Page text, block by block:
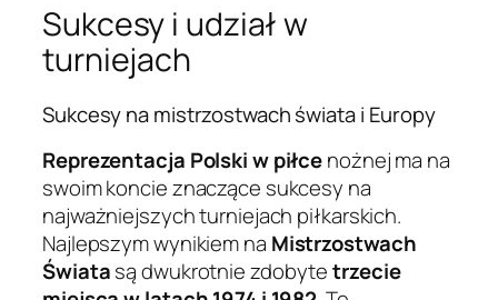
Sukcesy i udział w
turniejach
Sukcesy na mistrzostwach świata i Europy
Reprezentacja Polski w piłcenożnej ma na
swoim koncie znaczące sukcesy na
najważniejszych turniejach piłkarskich.
Najlepszym wynikiem na Mistrzostwach
Światasą dwukrotnie zdobytetrzecie